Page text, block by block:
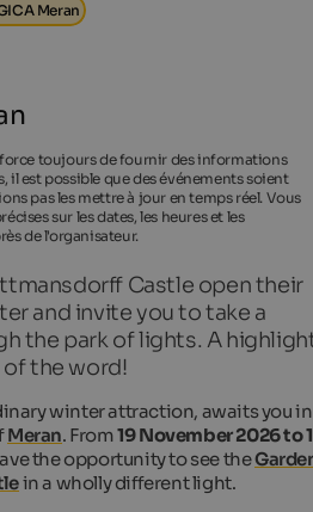
Meran
toujours de fournir des informations
il est possible que des événements soient
pas les mettre à jour en temps réel. Vous
sur les dates, les heures et les
de l'organisateur.
Castle open their
and invite you to take a
the park of lights. A
of the word!
winter attraction, awaits you in
Meran. From19 November 2026 to
the opportunity to see the
in a wholly different light.